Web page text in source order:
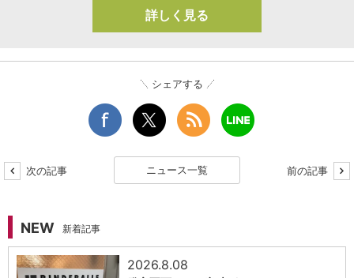
詳しく見る
シェアする
次の記事 ニュース一覧 前の記事
NEW 新着記事
2026.8.08